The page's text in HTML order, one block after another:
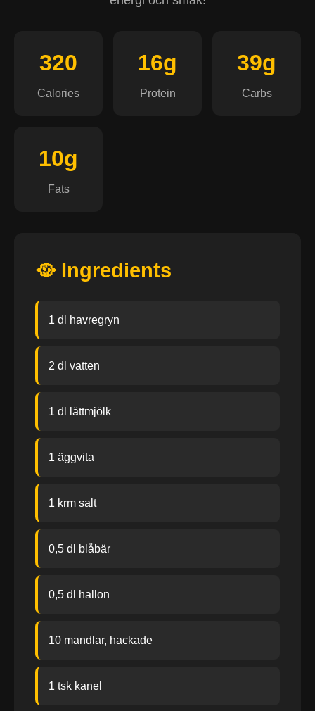
320
Calories
16g
Protein
39g
Carbs
10g
Fats
🥘 Ingredients
1 dl havregryn
2 dl vatten
1 dl lättmjölk
1 äggvita
1 krm salt
0,5 dl blåbär
0,5 dl hallon
10 mandlar, hackade
1 tsk kanel